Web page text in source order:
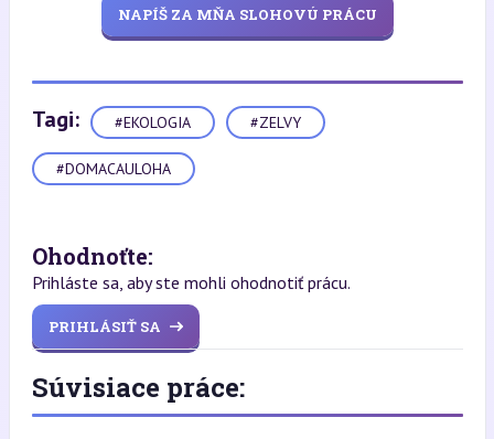
NAPÍŠ ZA MŇA SLOHOVÚ PRÁCU
Tagi: #EKOLOGIA #ZELVY
#DOMACAULOHA
Ohodnoťte:
Prihláste sa, aby ste mohli ohodnotiť prácu.
PRIHLÁSIŤ SA
Súvisiace práce: